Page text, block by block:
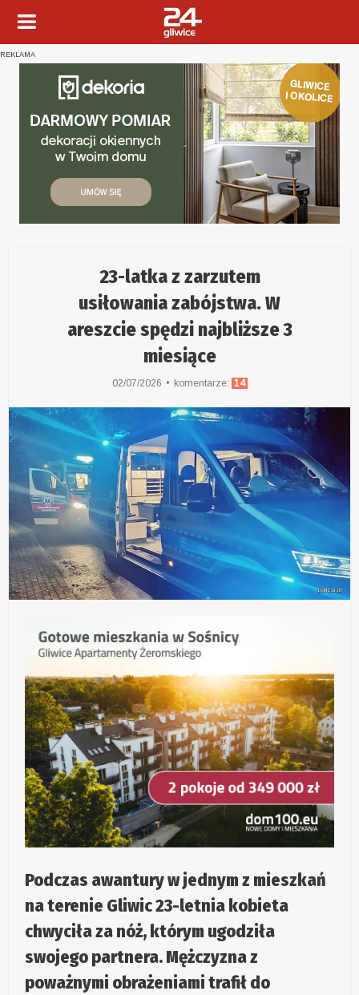
REKLAMA
23-latka z zarzutem
usiłowania zabójstwa. W
areszcie spędzi najbliższe 3
miesiące
02/07/2026 komentarze: 14
Podczas awantury w jednym z mieszkań
na terenie Gliwic 23-letnia kobieta
chwyciła za nóż, którym ugodziła
swojego partnera. Mężczyzna z
poważnymi obrażeniami trafił do